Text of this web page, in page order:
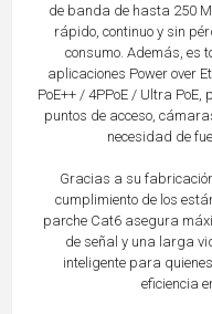
de banda de hasta 250
rápido, continuo y sin
consumo. Además, es
aplicaciones Power over
PoE++ / 4PPoE / Ultra
puntos de acceso,
necesidad de
Gracias a su
cumplimiento de los
parche Cat6 asegura
de señal y una larga
inteligente para
eficiencia